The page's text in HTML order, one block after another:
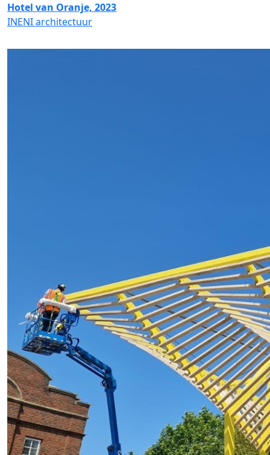
Hotel van Oranje, 2023
INENI architectuur